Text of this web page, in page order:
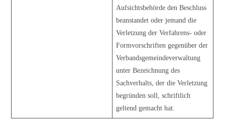
Aufsichtsbehörde den Beschluss
beanstandet oder jemand die
Verletzung der Verfahrens- oder
Formvorschriften gegenüber der
Verbandsgemeindeverwaltung
unter Bezeichnung des
Sachverhalts, der die Verletzung
begründen soll, schriftlich
geltend gemacht hat.